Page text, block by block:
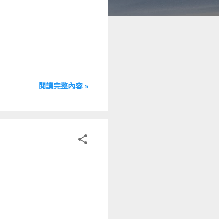
閱讀完整內容 »